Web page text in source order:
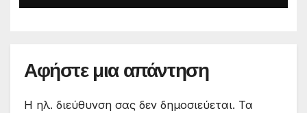
Αφήστε μια απάντηση
Η ηλ. διεύθυνση σας δεν δημοσιεύεται. Τα